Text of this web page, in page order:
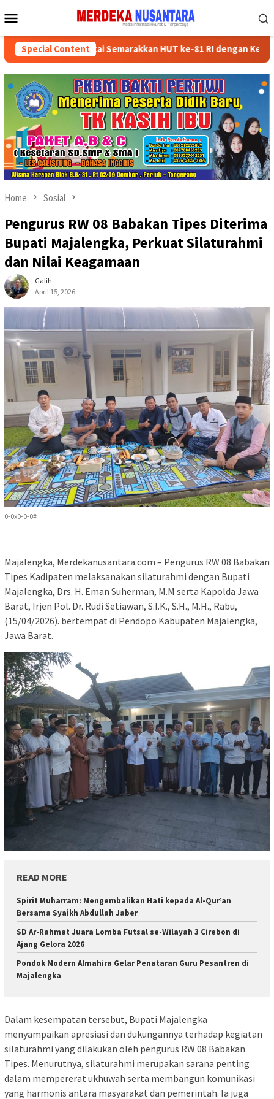
to
Menu
Special Content
Kader Partai Semarakkan HUT ke-81 RI dengan Kegiatan Sosial
Home Sosial
Pengurus RW 08 Babakan Tipes Diterima
Bupati Majalengka, Perkuat Silaturahmi
dan Nilai Keagamaan
Galih
April 15, 2026
0-0x0-0-0#
Majalengka, Merdekanusantara.com – Pengurus RW 08 Babakan
Tipes Kadipaten melaksanakan silaturahmi dengan Bupati
Majalengka, Drs. H. Eman Suherman, M.M serta Kapolda Jawa
Barat, Irjen Pol. Dr. Rudi Setiawan, S.I.K., S.H., M.H., Rabu,
(15/04/2026). bertempat di Pendopo Kabupaten Majalengka,
Jawa Barat.
READ MORE
Spirit Muharram: Mengembalikan Hati kepada Al-Qur’an
Bersama Syaikh Abdullah Jaber
SD Ar-Rahmat Juara Lomba Futsal se-Wilayah 3 Cirebon di
Ajang Gelora 2026
Pondok Modern Almahira Gelar Penataran Guru Pesantren di
Majalengka
Dalam kesempatan tersebut, Bupati Majalengka
menyampaikan apresiasi dan dukungannya terhadap kegiatan
silaturahmi yang dilakukan oleh pengurus RW 08 Babakan
Tipes. Menurutnya, silaturahmi merupakan sarana penting
dalam mempererat ukhuwah serta membangun komunikasi
yang harmonis antara masyarakat dan pemerintah. Ia juga